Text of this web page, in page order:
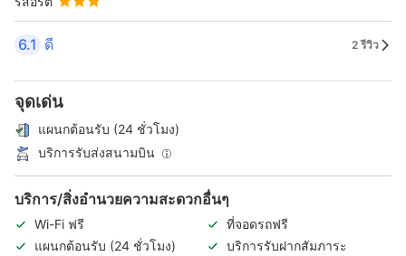
6.1 ดี 2 รีวิว
จุดเด่น
แผนกต้อนรับ (24 ชั่วโมง)
บริการรับส่งสนามบิน
บริการ/สิ่งอำนวยความสะดวกอื่นๆ
Wi-Fi ฟรี
ที่จอดรถฟรี
แผนกต้อนรับ (24 ชั่วโมง)
บริการรับฝากสัมภาระ